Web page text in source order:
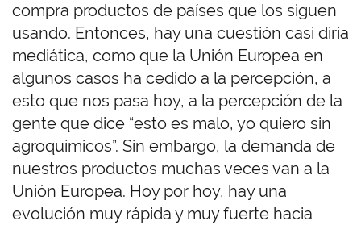
compra productos de países que los siguen
usando. Entonces, hay una cuestión casi diría
mediática, como que la Unión Europea en
algunos casos ha cedido a la percepción, a
esto que nos pasa hoy, a la percepción de la
gente que dice “esto es malo, yo quiero sin
agroquímicos”. Sin embargo, la demanda de
nuestros productos muchas veces van a la
Unión Europea. Hoy por hoy, hay una
evolución muy rápida y muy fuerte hacia